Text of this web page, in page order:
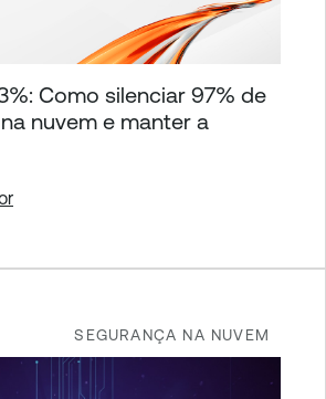
Como silenciar 97% de
nuvem e manter a
SEGURANÇA NA NUVEM